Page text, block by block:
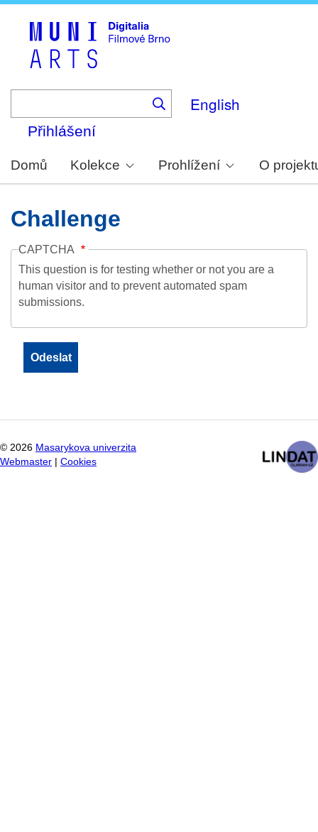
English
Přihlášení
Domů Kolekce Prohlížení O
Challenge
CAPTCHA
This question is for testing whether or not you are a
human visitor and to prevent automated spam
submissions.
© 2026 Masarykova univerzita
Webmaster
Cookies